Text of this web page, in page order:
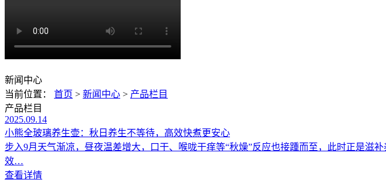
新闻中心
当前位置：
首页 > 新闻中心 > 产品栏目
产品栏目
2025.09.14
小熊全玻璃养生壶：秋日养生不等待，高效快煮更安心
步入9月天气渐凉，昼夜温差增大，口干、喉咙干痒等“秋燥”反应也接踵而至，此时正是滋
效…
查看详情